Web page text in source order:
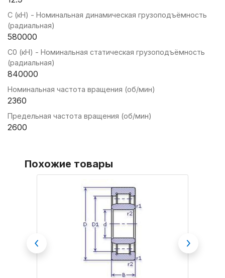
C (кН) - Номинальная динамическая грузоподъёмность
(радиальная)
580000
C0 (кН) - Номинальная статическая грузоподъёмность
(радиальная)
840000
Номинальная частота вращения (об/мин)
2360
Предельная частота вращения (об/мин)
2600
Похожие товары
Previous Next